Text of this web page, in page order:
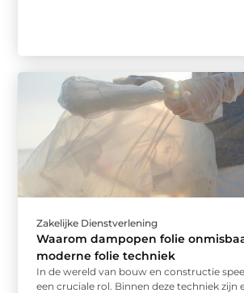
Zakelijke Dienstverlening
Waarom dampopen folie
moderne folie techniek
In de wereld van bouw en constructie
een cruciale rol. Binnen deze techniek zijn